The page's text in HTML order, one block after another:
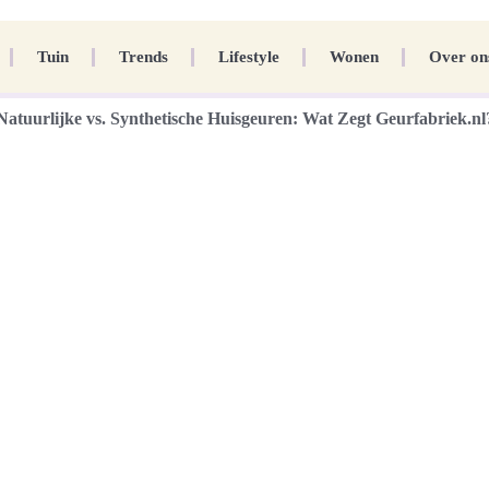
Tuin Trends Lifestyle Wonen Over
vs. Synthetische Huisgeuren: Wat Zegt